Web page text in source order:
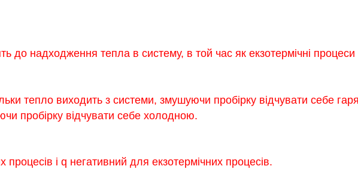
до надходження тепла в систему, в той час як екзотермічні
тепло виходить з системи, змушуючи пробірку відчувати себе
пробірку відчувати себе холодною.
і q негативний для екзотермічних процесів.